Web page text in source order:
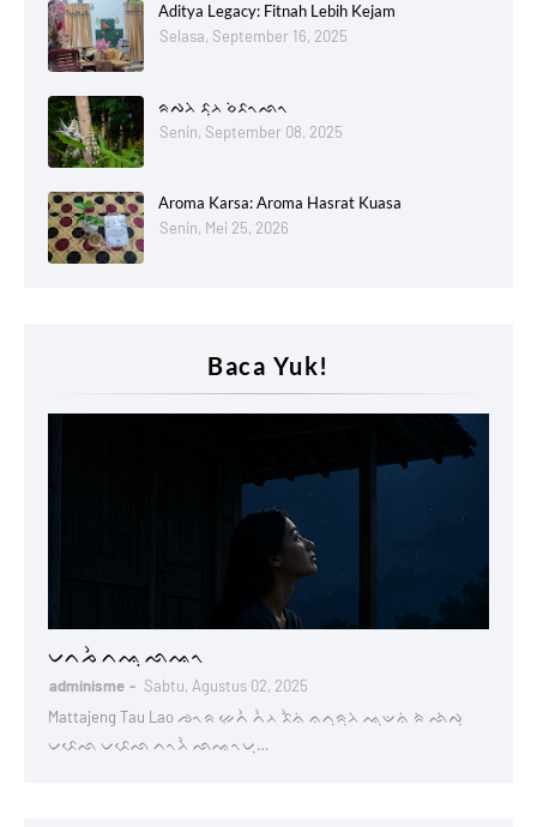
Aditya Legacy: Fitnah Lebih Kejam
Selasa, September 16, 2025
ᨑᨄᨂᨗ ᨅᨘᨂ ᨔᨗᨅᨚᨒᨚ
Senin, September 08, 2025
Aroma Karsa: Aroma Hasrat Kuasa
Senin, Mei 25, 2026
Baca Yuk!
ᨆᨈᨍᨛ ᨈᨕᨘ ᨒᨕᨚ
adminisme
Sabtu, Agustus 02, 2025
Mattajeng Tau Lao ᨌᨚᨑ ᨀᨙᨈᨛ ᨈᨛᨂ ᨅᨛᨊᨗ ᨊᨈᨘᨑᨘᨂᨗ ᨕᨘᨉᨊᨗ ᨑᨗ ᨒᨗᨄᨘ
ᨆᨅᨙᨒ ᨆᨅᨙᨒ ᨈᨚᨂᨛ ᨒᨕᨚᨆᨘ…